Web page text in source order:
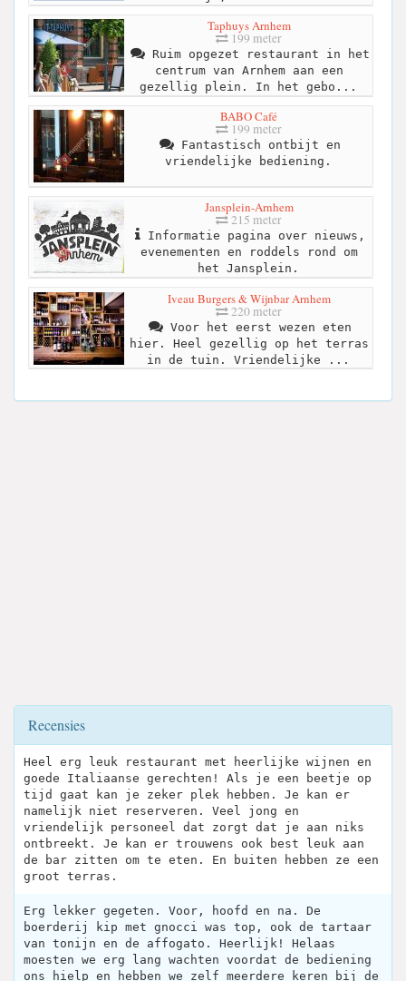
Taphuys Arnhem
199 meter
Ruim opgezet restaurant in het
centrum van Arnhem aan een
gezellig plein. In het gebo...
BABO Café
199 meter
Fantastisch ontbijt en
vriendelijke bediening.
Jansplein-Arnhem
215 meter
Informatie pagina over nieuws,
evenementen en roddels rond om
het Jansplein.
Iveau Burgers & Wijnbar Arnhem
220 meter
Voor het eerst wezen eten
hier. Heel gezellig op het terras
in de tuin. Vriendelijke ...
Recensies
Heel erg leuk restaurant met heerlijke wijnen en
goede Italiaanse gerechten! Als je een beetje op
tijd gaat kan je zeker plek hebben. Je kan er
namelijk niet reserveren. Veel jong en
vriendelijk personeel dat zorgt dat je aan niks
ontbreekt. Je kan er trouwens ook best leuk aan
de bar zitten om te eten. En buiten hebben ze een
groot terras.
Erg lekker gegeten. Voor, hoofd en na. De
boerderij kip met gnocci was top, ook de tartaar
van tonijn en de affogato. Heerlijk! Helaas
moesten we erg lang wachten voordat de bediening
ons hielp en hebben we zelf meerdere keren bij de